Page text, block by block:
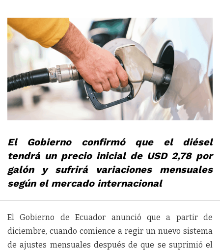
El Gobierno confirmó que el diésel
tendrá un precio inicial de USD 2,78 por
galón y sufrirá variaciones mensuales
según el mercado internacional
El Gobierno de Ecuador anunció que a partir de
diciembre, cuando comience a regir un nuevo sistema
de ajustes mensuales después de que se suprimió el